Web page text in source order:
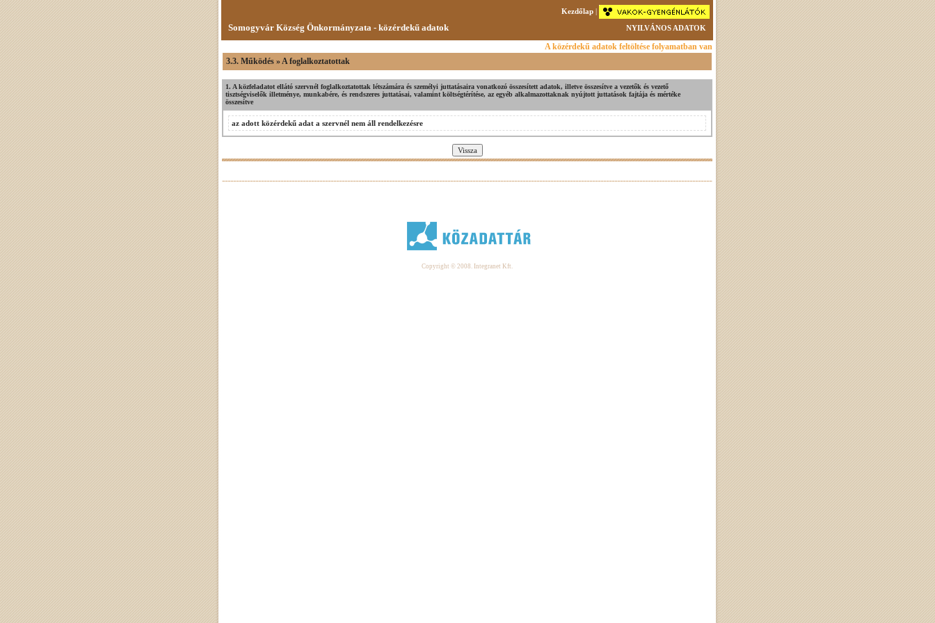
Kezdőlap |
Somogyvár Község Önkormányzata - közérdekű adatok NYILVÁNOS ADATOK
A közérdekű adatok feltöltése folyamatban van
3.3. Működés » A foglalkoztatottak
1. A közfeladatot ellátó szervnél foglalkoztatottak létszámára és személyi juttatásaira vonatkozó összesített adatok, illetve összesítve a vezetők és vezető
tisztségviselők illetménye, munkabére, és rendszeres juttatásai, valamint költségtérítése, az egyéb alkalmazottaknak nyújtott juttatások fajtája és mértéke
összesítve
az adott közérdekű adat a szervnél nem áll rendelkezésre
Copyright © 2008. Integranet Kft.